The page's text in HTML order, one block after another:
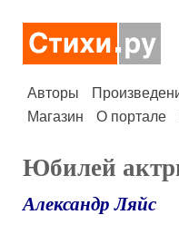
Авторы
Магазин
О портале
Юбилей
Александр Ляйс